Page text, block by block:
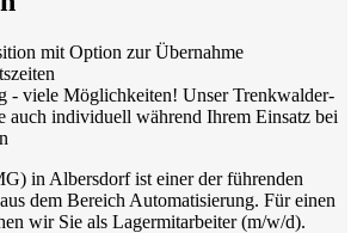
mit Option zur Übernahme
- viele Möglichkeiten! Unser Trenkwalder-
auch individuell während Ihrem Einsatz bei
in Albersdorf ist einer der führenden
dem Bereich Automatisierung. Für einen
wir Sie als Lagermitarbeiter (m/w/d).